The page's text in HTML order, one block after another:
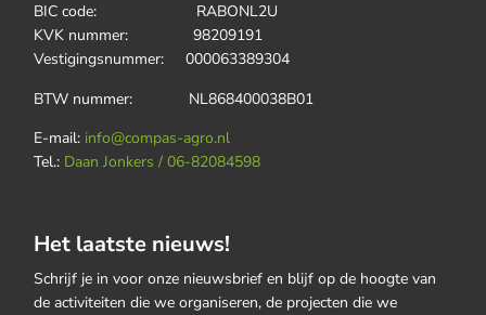
BIC code: RABONL2U
KVK nummer: 98209191
Vestigingsnummer: 000063389304
BTW nummer: NL868400038B01
E-mail: info@compas-agro.nl
Tel.: Daan Jonkers / 06-82084598
Het laatste nieuws!
Schrijf je in voor onze nieuwsbrief en blijf op de hoogte van
de activiteiten die we organiseren, de projecten die we